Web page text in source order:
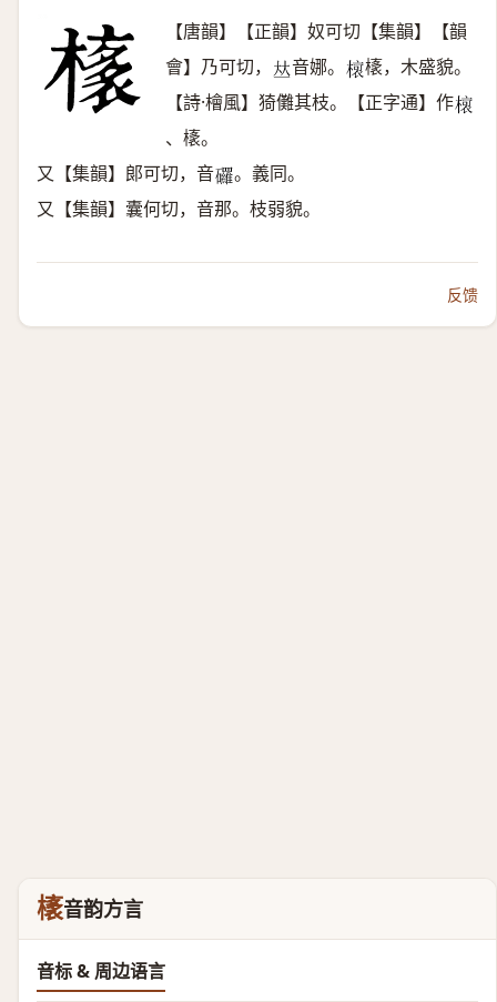
【唐韻】【正韻】奴可切【集韻】【韻
會】乃可切， 𠀤音娜。 𣘨 橠，木盛貌。
【詩·檜風】猗儺其枝。【正字通】作𣘨
、橠。
又【集韻】郞可切，音𥗴 。義同。
又【集韻】囊何切，音那。枝弱貌。
反馈
橠音韵方言
音标 & 周边语言